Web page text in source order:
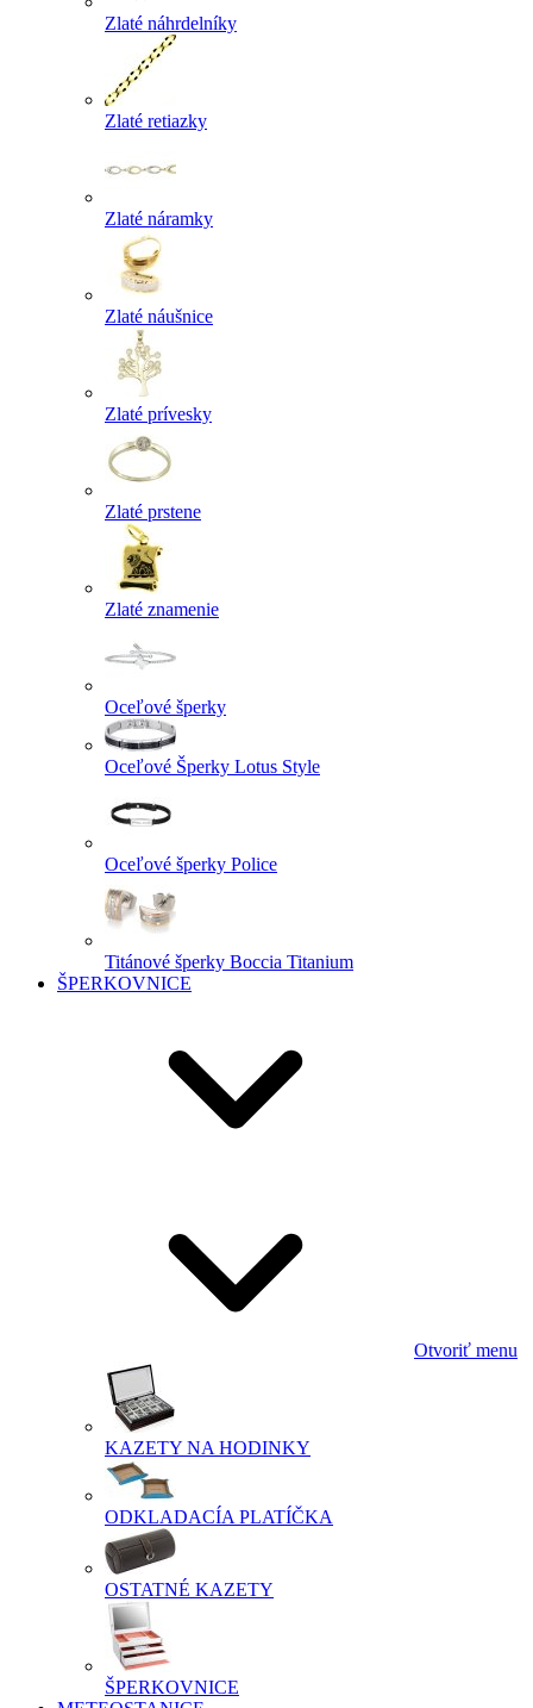
Zlaté náhrdelníky
Zlaté retiazky
Zlaté náramky
Zlaté náušnice
Zlaté prívesky
Zlaté prstene
Zlaté znamenie
Oceľové šperky
Oceľové Šperky Lotus Style
Oceľové šperky Police
Titánové šperky Boccia Titanium
ŠPERKOVNICE
Otvoriť menu
KAZETY NA HODINKY
ODKLADACÍA PLATÍČKA
OSTATNÉ KAZETY
ŠPERKOVNICE